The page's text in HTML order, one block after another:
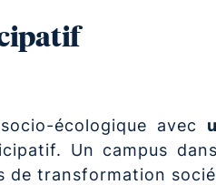
écologique avec
Un campus
de transformation